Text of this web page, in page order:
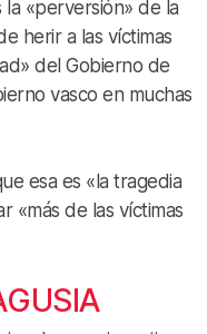
«perversión» de la
herir a las víctimas
del Gobierno de
vasco en muchas
esa es «la tragedia
«más de las víctimas